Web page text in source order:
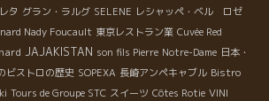
タ グラン・ラルグ SELENE レシャッペ・ベル ロゼ
Nady Foucault 東京レストラン業 Cuvée Red
JAJAKISTAN son fils Pierre Notre-Dame 日本・
ビストロの歴史 SOPEXA 長崎アンペキャブル Bistro
Tours de Groupe STC スイーツ Côtes Rotie VINI